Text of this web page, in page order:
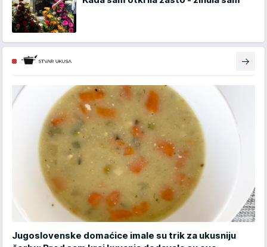
Jugoslovenske domaćice imale su trik za ukusniju